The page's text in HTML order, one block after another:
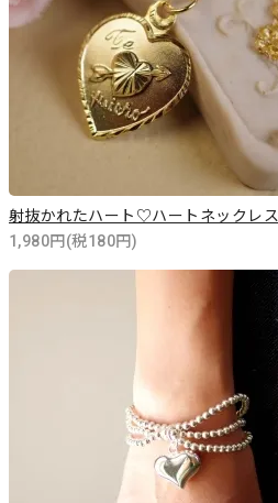
射抜かれたハート♡ハートネックレス
1,980円(税180円)